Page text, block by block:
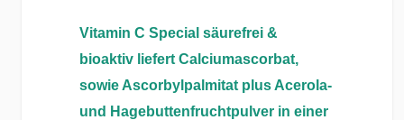
Vitamin C Special säurefrei &
bioaktiv liefert Calciumascorbat,
sowie Ascorbylpalmitat plus Acerola-
und Hagebuttenfruchtpulver in einer